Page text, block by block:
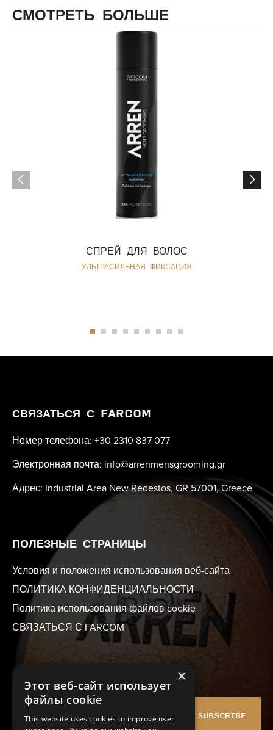
СМОТРЕТЬ БОЛЬШЕ
СПРЕЙ ДЛЯ ВОЛОС
УЛЬТРАСИЛЬНАЯ ФИКСАЦИЯ
СВЯЗАТЬСЯ С FARCOM
Номер телефона: +30 2310 837 077
Электронная почта: info@arrenmensgrooming.gr
Адрес: Industrial Area New Redestos, GR 57001, Greece
ПОЛЕЗНЫЕ СТРАНИЦЫ
Условия и положения использования веб-сайта
ПОЛИТИКА КОНФИДЕНЦИАЛЬНОСТИ
Политика использования файлов cookie
СВЯЗАТЬСЯ С FARCOM
РАССЫЛКА
SUBSCRIBE
×
Этот веб-сайт использует
файлы cookie
This website uses cookies to improve user